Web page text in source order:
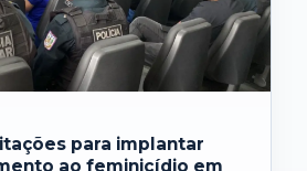
para implantar
ao feminicídio em